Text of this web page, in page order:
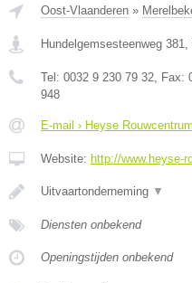
Oost-Vlaanderen »
Hundelgemsesteenweg 381,
Tel: 0032 9 230 79 32, Fax:
948
E-mail › Heyse
Website: http://www.heyse-
Uitvaartonderneming ▼
Diensten onbekend
Openingstijden onbekend